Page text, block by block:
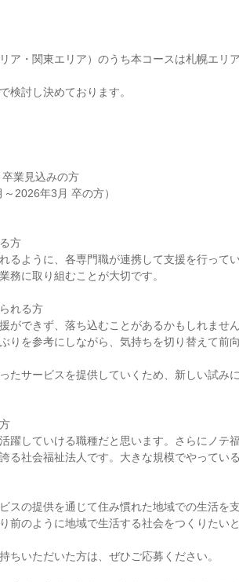
ア・関東エリア）のうち本コースは札幌エリ
検討し決めております。
業見込みの方
2026年3月 卒の方）
方
るように、各専門職が連携して支援を行って
務に取り組むことが大切です。
れる方
ができず、落ち込むことがあるかもしれませ
りを参考にしながら、気持ちを切り替えて前
たサービスを提供していくため、新しい試み
躍していける職種だと思います。さらにノテ
る社会福祉法人です。大きな規模でやってい
スの提供を通じて住み慣れた地域での生活を支
前のように地域で生活する社会をつくりたいと
ちいただいた方は、ぜひご応募ください。